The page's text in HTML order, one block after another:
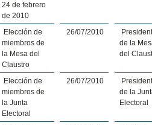
24 de febrero
de 2010
Elección de
miembros de
la Mesa del
Claustro
26/07/2010
de la
del
Elección de
miembros de
la Junta
Electoral
26/07/2010
de la
Electoral